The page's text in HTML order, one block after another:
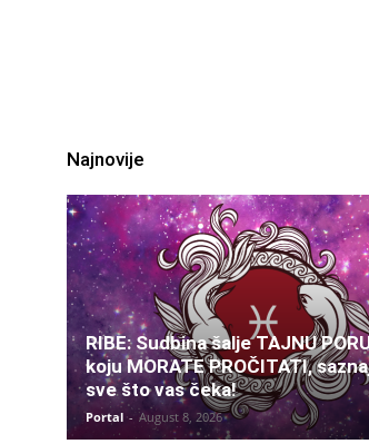
Najnovije
RIBE: Sudbina šalje TAJNU
koju MORATE PROČITATI,
sve što vas čeka!
Portal - August 8, 2026